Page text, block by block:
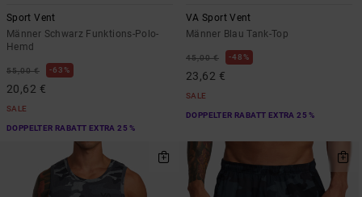
Sport Vent
Männer Schwarz Funktions-Polo-
Hemd
55,00 € 63%
20,62 €
SALE
DOPPELTER RABATT EXTRA 25 %
VA Sport Vent
Männer Blau Tank-Top
45,00 € 48%
23,62 €
SALE
DOPPELTER RABATT EXTRA 25 %